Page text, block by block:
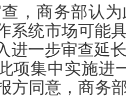
，商务部认
系统市场可能
进一步审查延
项集中实施进
方同意，商务